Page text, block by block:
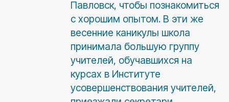
Павловск, чтобы познакомиться
с хорошим опытом. В эти же
весенние каникулы школа
принимала большую группу
учителей, обучавшихся на
курсах в Институте
усовершенствования учителей,